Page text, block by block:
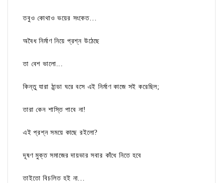
তবুও কোথাও ভয়ের সংকেত...
অবৈধ নির্মাণ নিয়ে প্রশ্ন উঠেছে
তা বেশ ভালো...
কিন্তু যারা ঠান্ডা ঘরে বসে এই নির্মাণ কাজে সই করেছিল;
তারা কেন শাস্তি পাবে না!
এই প্রশ্ন সময়ে কাছে রইলো?
দূষণ মুক্ত সমাজের দায়ভার সবার কাঁধে নিতে হবে
তাইতো বিচলিত হই না...